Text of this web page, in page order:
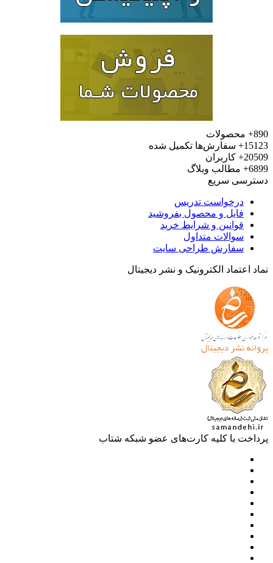
محصولات
سفارش‌ها تکمیل شده
کاربران
مطالب وبلاگ
سریع
درخواست تدریس
فایل و محصول بفروشید
قوانین و شرایط خرید
سوالات متداول
سفارش طراحی سایت
اعتماد الکترونیک و نشر دیجیتال
با کلیه کارت‌های عضو شبکه شتاب